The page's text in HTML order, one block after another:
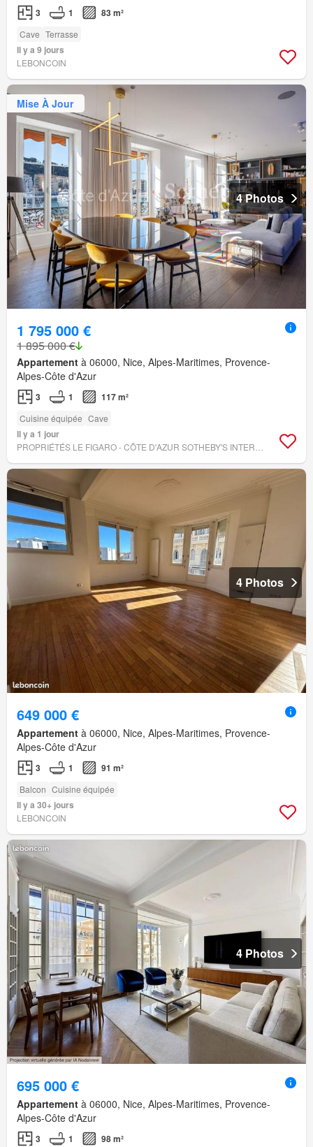
3 1 83 m²
Cave Terrasse
Il y a 9 jours
LEBONCOIN
Mise À Jour
4 Photos
1 795 000 €
1 895 000 €
Appartement à 06000, Nice, Alpes-Maritimes, Provence-
Alpes-Côte d'Azur
3 1 117 m²
Cuisine équipée Cave
Il y a 1 jour
4 Photos
649 000 €
Appartement à 06000, Nice, Alpes-Maritimes, Provence-
Alpes-Côte d'Azur
3 1 91 m²
Balcon Cuisine équipée
Il y a 30+ jours
LEBONCOIN
4 Photos
695 000 €
Appartement à 06000, Nice, Alpes-Maritimes, Provence-
Alpes-Côte d'Azur
3 1 98 m²